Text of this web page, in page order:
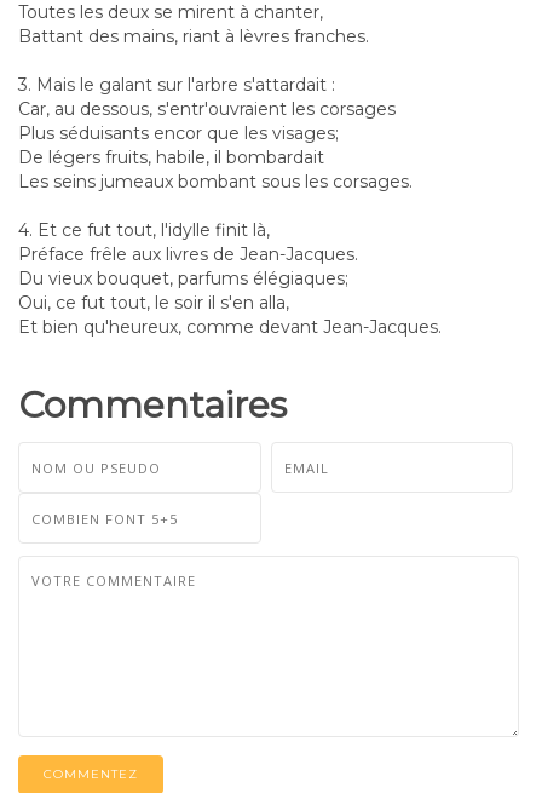
Toutes les deux se mirent à chanter,
Battant des mains, riant à lèvres franches.
3. Mais le galant sur l'arbre s'attardait :
Car, au dessous, s'entr'ouvraient les corsages
Plus séduisants encor que les visages;
De légers fruits, habile, il bombardait
Les seins jumeaux bombant sous les corsages.
4. Et ce fut tout, l'idylle finit là,
Préface frêle aux livres de Jean-Jacques.
Du vieux bouquet, parfums élégiaques;
Oui, ce fut tout, le soir il s'en alla,
Et bien qu'heureux, comme devant Jean-Jacques.
Commentaires
COMMENTEZ